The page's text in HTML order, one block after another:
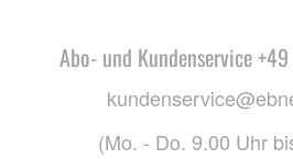
Abo- und Kundenservice
(Mo. - Do. 9.00 Uhr